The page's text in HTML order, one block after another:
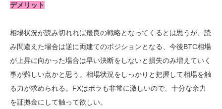
デメリット
相場状況が読み切れれば最良の戦略となってくるとは思うが、読
み間違えた場合は逆に両建てのポジションとなる、今後BTC相場
が上昇に向かった場合は早い決断をしないと損失のみ増えていく
事が難しい点かと思う。相場状況をしっかりと把握して相場を触
る力が求められる。FXはボラも非常に激しいので、十分な余力
を証拠金にして触って欲しい。